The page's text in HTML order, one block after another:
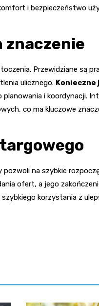
i bezpieczeństwo
znaczenie
Przewidziane są
ulicznego.
planowania i koordynacji.
co ma kluczowe
na szybkie
ofert, a jego
korzystania z